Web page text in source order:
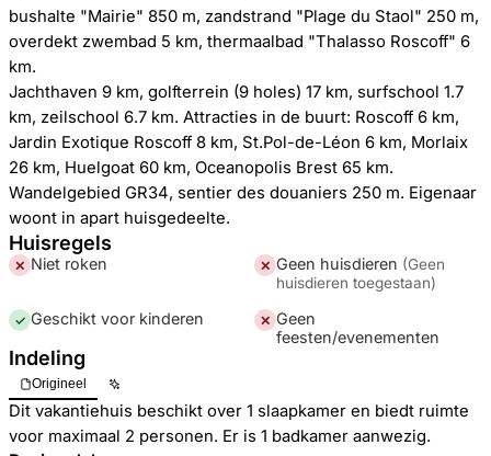
bushalte "Mairie" 850 m, zandstrand "Plage du Staol" 250 m,
overdekt zwembad 5 km, thermaalbad "Thalasso Roscoff" 6
km.
Jachthaven 9 km, golfterrein (9 holes) 17 km, surfschool 1.7
km, zeilschool 6.7 km. Attracties in de buurt: Roscoff 6 km,
Jardin Exotique Roscoff 8 km, St.Pol-de-Léon 6 km, Morlaix
26 km, Huelgoat 60 km, Oceanopolis Brest 65 km.
Wandelgebied GR34, sentier des douaniers 250 m. Eigenaar
woont in apart huisgedeelte.
Huisregels
✕ Niet roken ✕ Geen huisdieren (Geen
huisdieren toegestaan)
✓ Geschikt voor kinderen ✕ Geen
feesten/evenementen
Indeling
Origineel
Dit vakantiehuis beschikt over 1 slaapkamer en biedt ruimte
voor maximaal 2 personen. Er is 1 badkamer aanwezig.